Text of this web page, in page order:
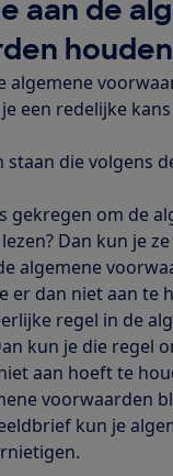
aan de
algemene
een redelijke
staan die volgens
gekregen om de
Dan kun je
algemene
er dan niet aan te
regel in de
kun je die regel
aan hoeft te
voorwaarden
kun je